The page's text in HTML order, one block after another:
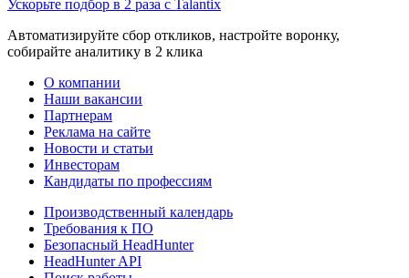
Ускорьте подбор в 2 раза с Talantix
Автоматизируйте сбор откликов, настройте воронку,
собирайте аналитику в 2 клика
О компании
Наши вакансии
Партнерам
Реклама на сайте
Новости и статьи
Инвесторам
Кандидаты по профессиям
Производственный календарь
Требования к ПО
Безопасный HeadHunter
HeadHunter API